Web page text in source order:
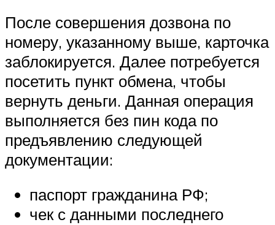
После совершения дозвона по
номеру, указанному выше, карточка
заблокируется. Далее потребуется
посетить пункт обмена, чтобы
вернуть деньги. Данная операция
выполняется без пин кода по
предъявлению следующей
документации:
паспорт гражданина РФ;
чек с данными последнего